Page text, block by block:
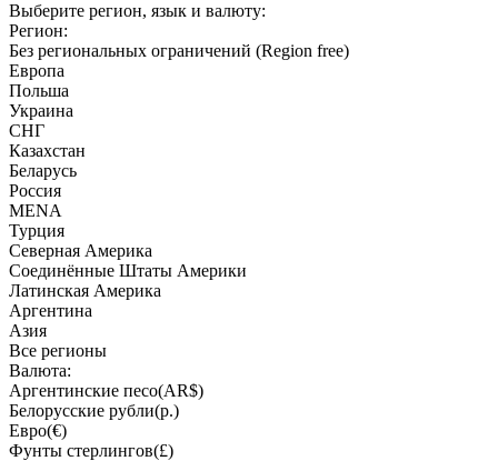
Выберите регион, язык и валюту:
Регион:
Без региональных ограничений (Region free)
Европа
Польша
Украина
СНГ
Казахстан
Беларусь
Россия
MENA
Турция
Северная Америка
Соединённые Штаты Америки
Латинская Америка
Аргентина
Азия
Все регионы
Валюта:
Аргентинские песо(AR$)
Белорусские рубли(р.)
Евро(€)
Фунты стерлингов(£)